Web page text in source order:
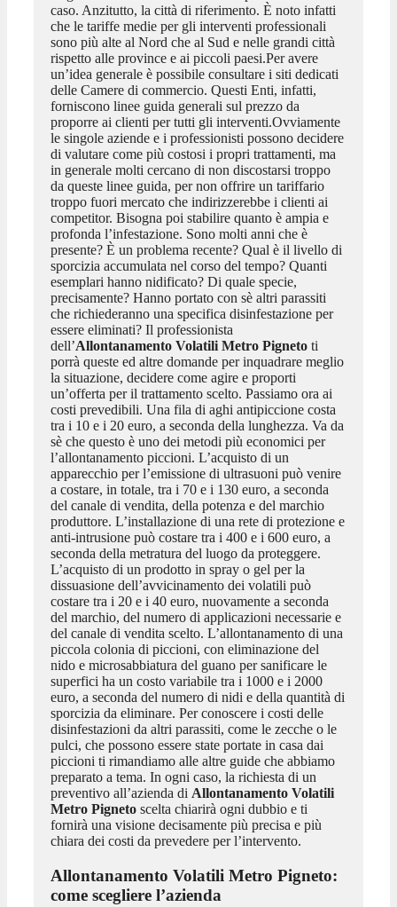
caso. Anzitutto, la città di riferimento. È noto infatti
che le tariffe medie per gli interventi professionali
sono più alte al Nord che al Sud e nelle grandi città
rispetto alle province e ai piccoli paesi.Per avere
un’idea generale è possibile consultare i siti dedicati
delle Camere di commercio. Questi Enti, infatti,
forniscono linee guida generali sul prezzo da
proporre ai clienti per tutti gli interventi.Ovviamente
le singole aziende e i professionisti possono decidere
di valutare come più costosi i propri trattamenti, ma
in generale molti cercano di non discostarsi troppo
da queste linee guida, per non offrire un tariffario
troppo fuori mercato che indirizzerebbe i clienti ai
competitor. Bisogna poi stabilire quanto è ampia e
profonda l’infestazione. Sono molti anni che è
presente? È un problema recente? Qual è il livello di
sporcizia accumulata nel corso del tempo? Quanti
esemplari hanno nidificato? Di quale specie,
precisamente? Hanno portato con sè altri parassiti
che richiederanno una specifica disinfestazione per
essere eliminati? Il professionista
dell’Allontanamento Volatili Metro Pignetoti
porrà queste ed altre domande per inquadrare meglio
la situazione, decidere come agire e proporti
un’offerta per il trattamento scelto. Passiamo ora ai
costi prevedibili. Una fila di aghi antipiccione costa
tra i 10 e i 20 euro, a seconda della lunghezza. Va da
sè che questo è uno dei metodi più economici per
l’allontanamento piccioni. L’acquisto di un
apparecchio per l’emissione di ultrasuoni può venire
a costare, in totale, tra i 70 e i 130 euro, a seconda
del canale di vendita, della potenza e del marchio
produttore. L’installazione di una rete di protezione e
anti-intrusione può costare tra i 400 e i 600 euro, a
seconda della metratura del luogo da proteggere.
L’acquisto di un prodotto in spray o gel per la
dissuasione dell’avvicinamento dei volatili può
costare tra i 20 e i 40 euro, nuovamente a seconda
del marchio, del numero di applicazioni necessarie e
del canale di vendita scelto. L’allontanamento di una
piccola colonia di piccioni, con eliminazione del
nido e microsabbiatura del guano per sanificare le
superfici ha un costo variabile tra i 1000 e i 2000
euro, a seconda del numero di nidi e della quantità di
sporcizia da eliminare. Per conoscere i costi delle
disinfestazioni da altri parassiti, come le zecche o le
pulci, che possono essere state portate in casa dai
piccioni ti rimandiamo alle altre guide che abbiamo
preparato a tema. In ogni caso, la richiesta di un
preventivo all’azienda di Allontanamento Volatili
Metro Pignetoscelta chiarirà ogni dubbio e ti
fornirà una visione decisamente più precisa e più
chiara dei costi da prevedere per l’intervento.
Allontanamento Volatili Metro Pigneto:
come scegliere l’azienda